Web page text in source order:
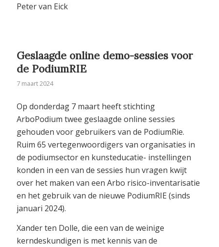
Peter van Eick
Geslaagde online demo-sessies voor
de PodiumRIE
7 maart 2024
Op donderdag 7 maart heeft stichting
ArboPodium twee geslaagde online sessies
gehouden voor gebruikers van de PodiumRie.
Ruim 65 vertegenwoordigers van organisaties in
de podiumsector en kunsteducatie- instellingen
konden in een van de sessies hun vragen kwijt
over het maken van een Arbo risico-inventarisatie
en het gebruik van de nieuwe PodiumRIE (sinds
januari 2024).
Xander ten Dolle, die een van de weinige
kerndeskundigen is met kennis van de